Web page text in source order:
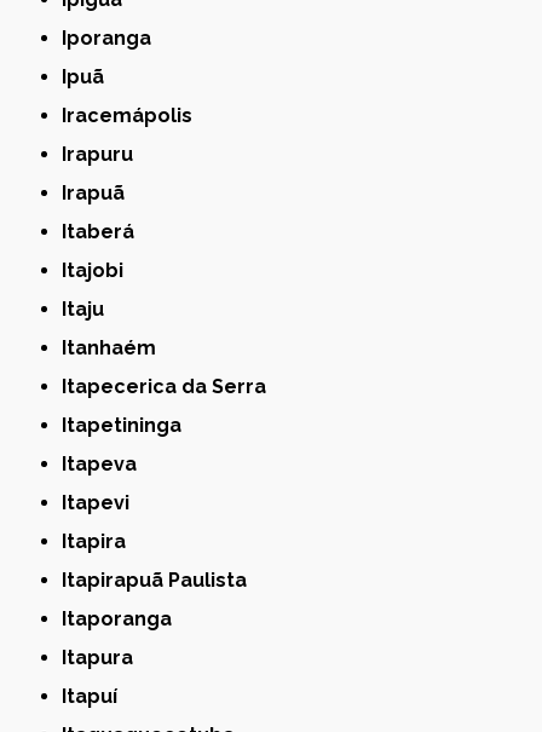
Iporanga
Ipuã
Iracemápolis
Irapuru
Irapuã
Itaberá
Itajobi
Itaju
Itanhaém
Itapecerica da Serra
Itapetininga
Itapeva
Itapevi
Itapira
Itapirapuã Paulista
Itaporanga
Itapura
Itapuí